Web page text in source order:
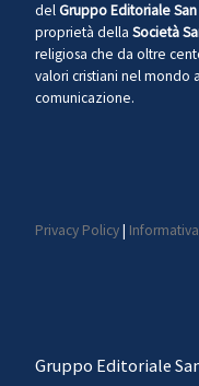
delGruppo Editoriale
proprietà della Società
religiosa che da oltre
valori cristiani nel mondo
comunicazione.
Privacy Policy|
Gruppo Editoriale